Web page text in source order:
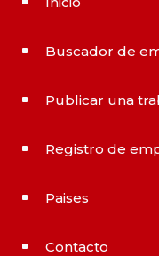
^ Buscador de
^ Publicar una
^ Registro de
^ Paises
^ Contacto